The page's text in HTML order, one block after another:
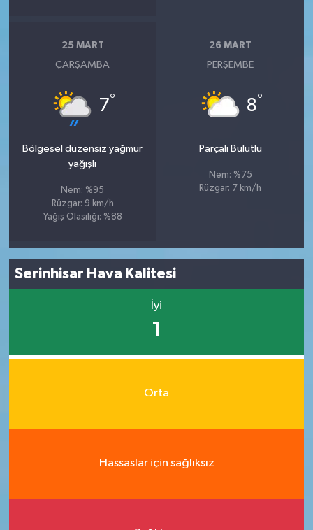
25 MART
ÇARŞAMBA
7°
Bölgesel düzensiz yağmur
yağışlı
Nem: %95
Rüzgar: 9 km/h
Yağış Olasılığı: %88
26 MART
PERŞEMBE
8°
Parçalı Bulutlu
Nem: %75
Rüzgar: 7 km/h
Serinhisar Hava Kalitesi
İyi
1
Orta
Hassaslar için sağlıksız